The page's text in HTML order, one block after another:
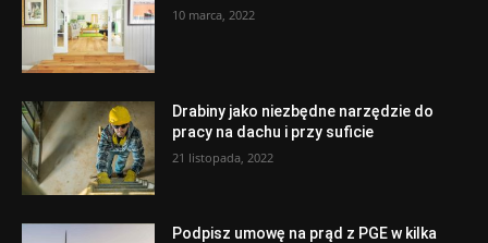
10 marca, 2022
Drabiny jako niezbędne narzędzie do
pracy na dachu i przy suficie
21 listopada, 2022
Podpisz umowę na prąd z PGE w kilka